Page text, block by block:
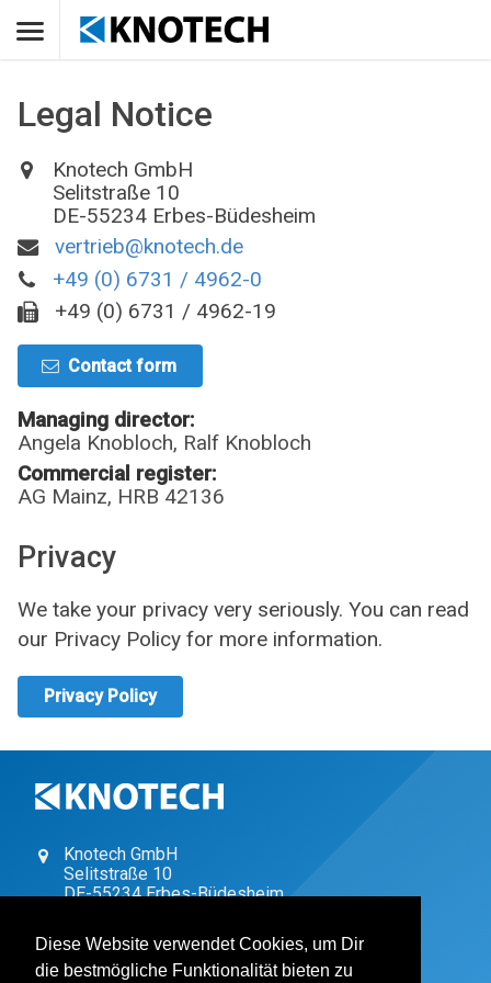
Diese Website verwendet Cookies, um Dir
die bestmögliche Funktionalität bieten zu
Legal Notice
Knotech GmbH
Selitstraße 10
DE-55234 Erbes-Büdesheim
vertrieb@knotech.de
+49 (0) 6731 / 4962-0
+49 (0) 6731 / 4962-19
Contact form
Managing director:
Angela Knobloch, Ralf Knobloch
Commercial register:
AG Mainz, HRB 42136
Privacy
We take your privacy very seriously. You can read
our Privacy Policy for more information.
Privacy Policy
Knotech GmbH
Selitstraße 10
DE-55234 Erbes-Büdesheim
+49 (0) 6731 / 4962-19
vertrieb@knotech.de